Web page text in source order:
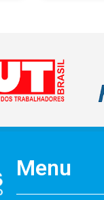
Menu